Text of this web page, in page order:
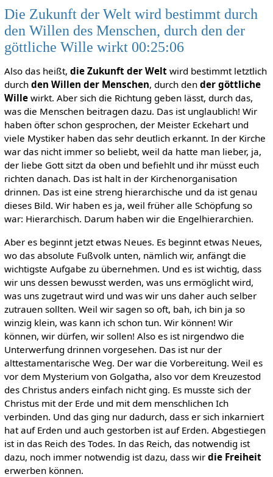
Die Zukunft der Welt wird bestimmt durch
den Willen des Menschen, durch den der
göttliche Wille wirkt 00:25:06
Also das heißt, die Zukunft der Weltwird bestimmt letztlich
durch den Willen der Menschen, durch den der göttliche
Willewirkt. Aber sich die Richtung geben lässt, durch das,
was die Menschen beitragen dazu. Das ist unglaublich! Wir
haben öfter schon gesprochen, der Meister Eckehart und
viele Mystiker haben das sehr deutlich erkannt. In der Kirche
war das nicht immer so beliebt, weil da hatte man lieber, ja,
der liebe Gott sitzt da oben und befiehlt und ihr müsst euch
richten danach. Das ist halt in der Kirchenorganisation
drinnen. Das ist eine streng hierarchische und da ist genau
dieses Bild. Wir haben es ja, weil früher alle Schöpfung so
war: Hierarchisch. Darum haben wir die Engelhierarchien.
Aber es beginnt jetzt etwas Neues. Es beginnt etwas Neues,
wo das absolute Fußvolk unten, nämlich wir, anfängt die
wichtigste Aufgabe zu übernehmen. Und es ist wichtig, dass
wir uns dessen bewusst werden, was uns ermöglicht wird,
was uns zugetraut wird und was wir uns daher auch selber
zutrauen sollten. Weil wir sagen so oft, bah, ich bin ja so
winzig klein, was kann ich schon tun. Wir können! Wir
können, wir dürfen, wir sollen! Also es ist nirgendwo die
Unterwerfung drinnen vorgesehen. Das ist nur der
alttestamentarische Weg. Der war die Vorbereitung. Weil es
vor dem Mysterium von Golgatha, also vor dem Kreuzestod
des Christus anders einfach nicht ging. Es musste sich der
Christus mit der Erde und mit dem menschlichen Ich
verbinden. Und das ging nur dadurch, dass er sich inkarniert
hat auf Erden und auch gestorben ist auf Erden. Abgestiegen
ist in das Reich des Todes. In das Reich, das notwendig ist
dazu, noch immer notwendig ist dazu, dass wir die Freiheit
erwerben können.